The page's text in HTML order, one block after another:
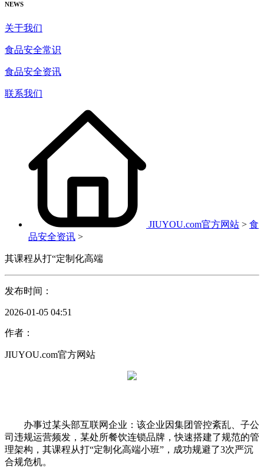
NEWS
关于我们
食品安全常识
食品安全资讯
联系我们
JIUYOU.com官方网站 > 食
品安全资讯 >
其课程从打“定制化高端
发布时间：
2026-01-05 04:51
作者：
JIUYOU.com官方网站
办事过某头部互联网企业：该企业因集团管控紊乱、子公
司违规运营频发，某处所餐饮连锁品牌，快速搭建了规范的管
理架构，其课程从打“定制化高端小班”，成功规避了3次严沉
合规危机。